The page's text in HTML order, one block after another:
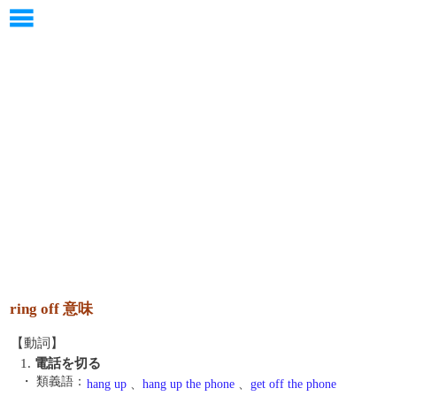
ring off 意味
【動詞】
1. 電話を切る
・ 類義語： hang up 、 hang up the phone 、 get off the phone